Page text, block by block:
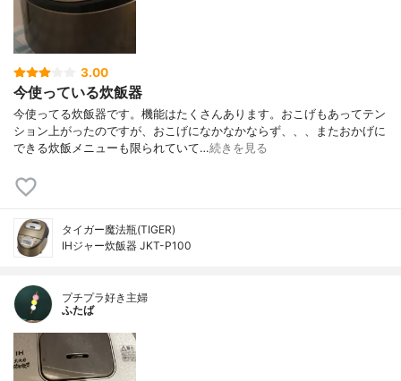
3.00
今使っている炊飯器
今使ってる炊飯器です。機能はたくさんあります。おこげもあってテン
ション上がったのですが、おこげになかなかならず、、、またおかげに
できる炊飯メニューも限られていて…続きを見る
タイガー魔法瓶(TIGER)
IHジャー炊飯器 JKT-P100
プチプラ好き主婦
ふたば